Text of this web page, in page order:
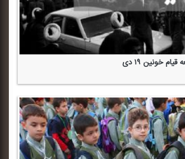
خونین ۱۹ دی